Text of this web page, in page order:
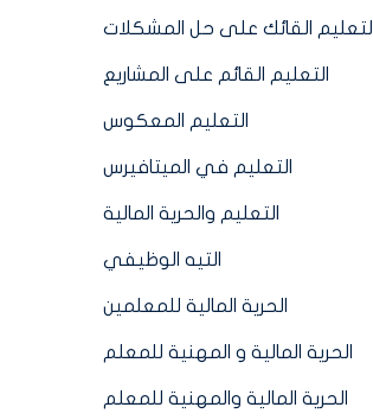
التعليم القائك على حل المشكلات
التعليم القائم على المشاريع
التعليم المعكوس
التعليم في الميتافيرس
التعليم والحرية المالية
التيه الوظيفي
الحرية المالية للمعلمين
الحرية المالية و المهنية للمعلم
الحرية المالية والمهنية للمعلم